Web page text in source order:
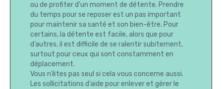
ou de profiter d’un moment de détente. Prendre
du temps pour se reposer est un pas important
pour maintenir sa santé et son bien-être. Pour
certains, la détente est facile, alors que pour
d’autres, il est difficile de se ralentir subitement,
surtout pour ceux qui sont constamment en
déplacement.
Vous n’êtes pas seul si cela vous concerne aussi.
Les sollicitations d’aide pour enlever et gérer le